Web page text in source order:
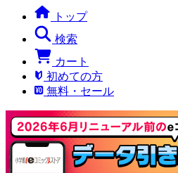
トップ
検索
カート
初めての方
無料・セール